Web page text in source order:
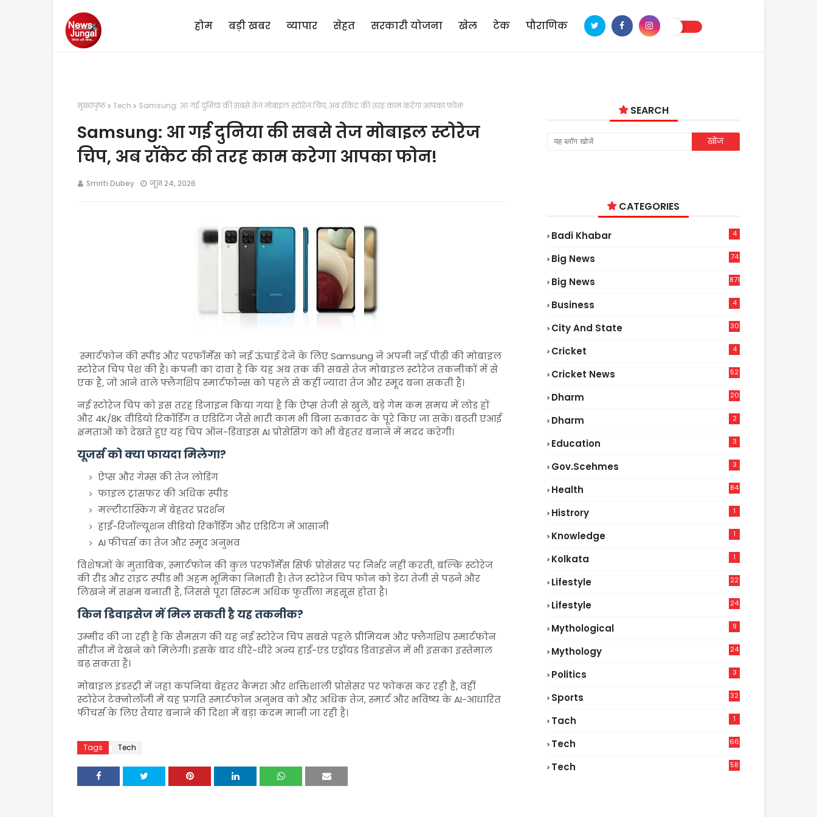
होम बड़ी खबर व्यापार सेहत सरकारी योजना खेल टेक पौराणिक
मुख्यपृष्ठ Tech Samsung: आ गई दुनिया की सबसे तेज मोबाइल स्टोरेज चिप, अब रॉकेट की तरह काम करेगा आपका फोन!
Samsung: आ गई दुनिया की सबसे तेज मोबाइल स्टोरेज
चिप, अब रॉकेट की तरह काम करेगा आपका फोन!
Smriti Dubey जून 24, 2026
स्मार्टफोन की स्पीड और परफॉर्मेंस को नई ऊंचाई देने के लिएSamsung ने अपनी नई पीढ़ी की मोबाइल
स्टोरेज चिप पेश की है। कंपनी का दावा है कि यह अब तक की सबसे तेज मोबाइल स्टोरेज तकनीकों में से
एक है, जो आने वाले फ्लैगशिप स्मार्टफोन्स को पहले से कहीं ज्यादा तेज और स्मूद बना सकती है।
नई स्टोरेज चिप को इस तरह डिजाइन किया गया है कि ऐप्स तेजी से खुलें, बड़े गेम कम समय में लोड हों
और 4K/8K वीडियो रिकॉर्डिंग व एडिटिंग जैसे भारी काम भी बिना रुकावट के पूरे किए जा सकें। बढ़ती एआई
क्षमताओं को देखते हुए यह चिप ऑन-डिवाइस AI प्रोसेसिंग को भी बेहतर बनाने में मदद करेगी।
यूजर्स को क्या फायदा मिलेगा?
ऐप्स और गेम्स की तेज लोडिंग
फाइल ट्रांसफर की अधिक स्पीड
मल्टीटास्किंग में बेहतर प्रदर्शन
हाई-रिजॉल्यूशन वीडियो रिकॉर्डिंग और एडिटिंग में आसानी
AI फीचर्स का तेज और स्मूद अनुभव
विशेषज्ञों के मुताबिक, स्मार्टफोन की कुल परफॉर्मेंस सिर्फ प्रोसेसर पर निर्भर नहीं करती, बल्कि स्टोरेज
की रीड और राइट स्पीड भी अहम भूमिका निभाती है। तेज स्टोरेज चिप फोन को डेटा तेजी से पढ़ने और
लिखने में सक्षम बनाती है, जिससे पूरा सिस्टम अधिक फुर्तीला महसूस होता है।
किन डिवाइसेज में मिल सकती है यह तकनीक?
उम्मीद की जा रही है कि सैमसंग की यह नई स्टोरेज चिप सबसे पहले प्रीमियम और फ्लैगशिप स्मार्टफोन
सीरीज में देखने को मिलेगी। इसके बाद धीरे-धीरे अन्य हाई-एंड एंड्रॉयड डिवाइसेज में भी इसका इस्तेमाल
बढ़ सकता है।
मोबाइल इंडस्ट्री में जहां कंपनियां बेहतर कैमरा और शक्तिशाली प्रोसेसर पर फोकस कर रही हैं, वहीं
स्टोरेज टेक्नोलॉजी में यह प्रगति स्मार्टफोन अनुभव को और अधिक तेज, स्मार्ट और भविष्य के AI-आधारित
फीचर्स के लिए तैयार बनाने की दिशा में बड़ा कदम मानी जा रही है।
Tags Tech
SEARCH
CATEGORIES
Badi Khabar 4
Big News
74
Big News 871
Business 4
City And State 30
Cricket 4
Cricket News
52
Dharm 20
Dharm 2
Education 3
Gov.scehmes 3
Health
84
Histrory 1
Knowledge 1
Kolkata 1
Lifestyle
22
Lifestyle
24
Mythological 9
Mythology 24
Politics 3
Sports 32
Tach 1
Tech
66
Tech
58